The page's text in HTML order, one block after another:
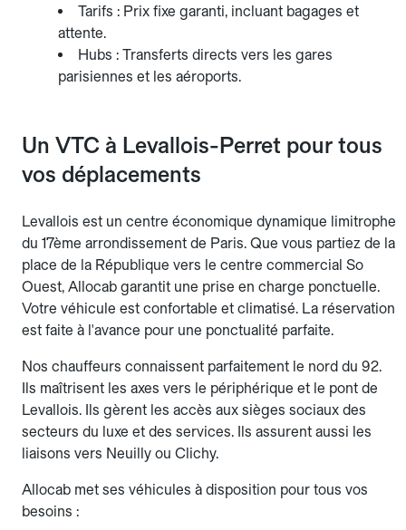
Tarifs : Prix fixe garanti, incluant bagages et
attente.
Hubs : Transferts directs vers les gares
parisiennes et les aéroports.
Un VTC à Levallois-Perret pour tous
vos déplacements
Levallois est un centre économique dynamique limitrophe
du 17ème arrondissement de Paris. Que vous partiez de la
place de la République vers le centre commercial So
Ouest, Allocab garantit une prise en charge ponctuelle.
Votre véhicule est confortable et climatisé. La réservation
est faite à l'avance pour une ponctualité parfaite.
Nos chauffeurs connaissent parfaitement le nord du 92.
Ils maîtrisent les axes vers le périphérique et le pont de
Levallois. Ils gèrent les accès aux sièges sociaux des
secteurs du luxe et des services. Ils assurent aussi les
liaisons vers Neuilly ou Clichy.
Allocab met ses véhicules à disposition pour tous vos
besoins :